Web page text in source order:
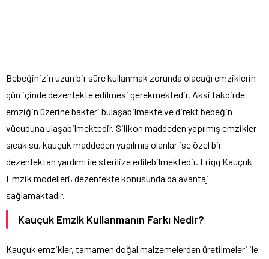
Bebeğinizin uzun bir süre kullanmak zorunda olacağı emziklerin
gün içinde dezenfekte edilmesi gerekmektedir. Aksi takdirde
emziğin üzerine bakteri bulaşabilmekte ve direkt bebeğin
vücuduna ulaşabilmektedir. Silikon maddeden yapılmış emzikler
sıcak su, kauçuk maddeden yapılmış olanlar ise özel bir
dezenfektan yardımı ile sterilize edilebilmektedir. Frigg Kauçuk
Emzik modelleri, dezenfekte konusunda da avantaj
sağlamaktadır.
Kauçuk Emzik Kullanmanın Farkı Nedir?
Kauçuk emzikler, tamamen doğal malzemelerden üretilmeleri ile